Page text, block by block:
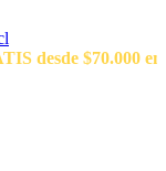
desde $70.000